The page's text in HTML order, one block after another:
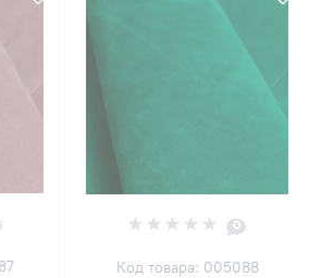
0
Код товара: 005088